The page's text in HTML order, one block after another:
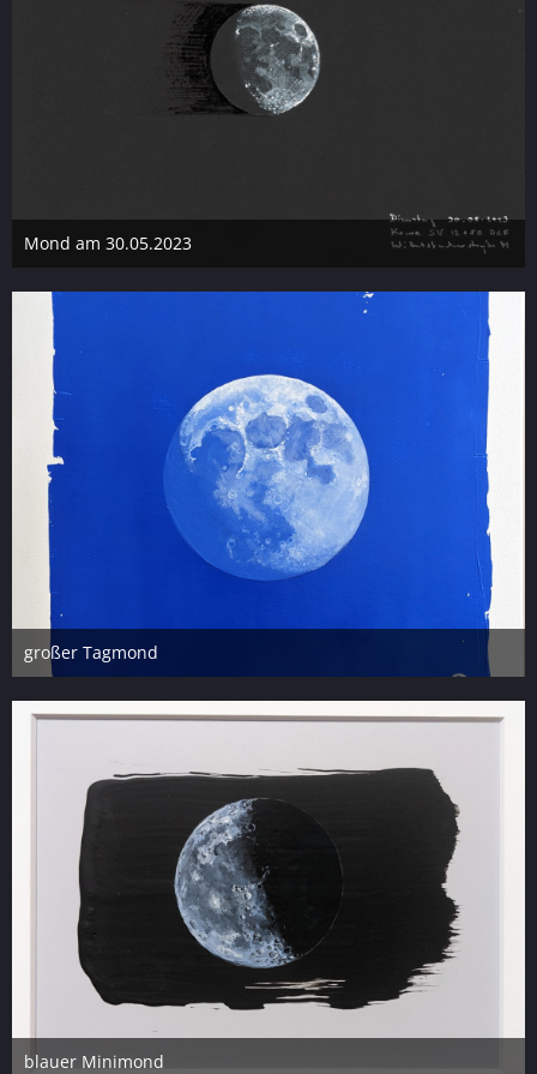
Mond am 30.05.2023
8
großer Tagmond
12. Mai 2023
12
blauer Minimond